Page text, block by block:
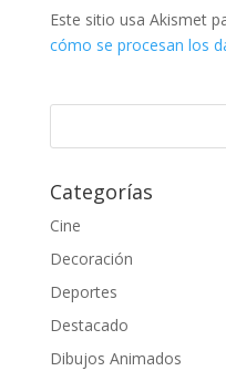
Este sitio usa Akismet
cómo se procesan los
Categorías
Cine
Decoración
Deportes
Destacado
Dibujos Animados